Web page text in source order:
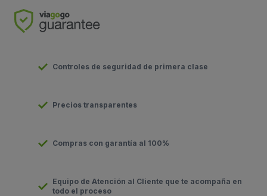
Controles de seguridad de primera clase
Precios transparentes
Compras con garantía al 100%
Equipo de Atención al Cliente que te acompaña en
todo el proceso